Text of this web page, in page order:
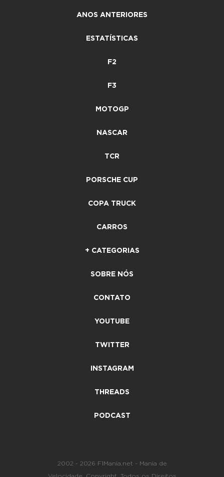
ANOS ANTERIORES
ESTATÍSTICAS
F2
F3
MOTOGP
NASCAR
TCR
PORSCHE CUP
COPA TRUCK
CARROS
+ CATEGORIAS
SOBRE NÓS
CONTATO
YOUTUBE
TWITTER
INSTAGRAM
THREADS
PODCAST
2002 - 2026 F1Mania.net - Mania de
Velocidade. Copyright. Todos os Direitos